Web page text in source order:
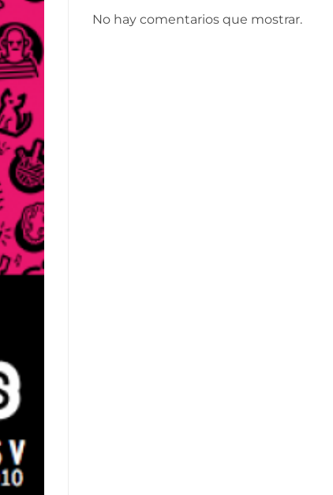
No hay comentarios que mostrar.